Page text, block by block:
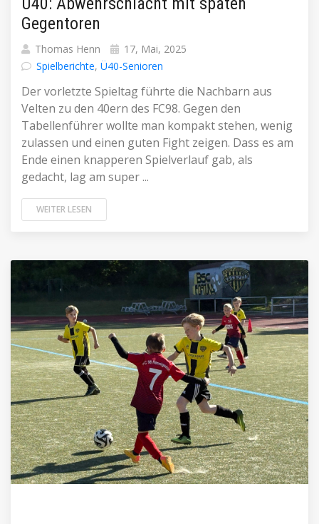
Gegentoren
Thomas Henn
17, Mai, 2025
Spielberichte, Ü40-Senioren
Der vorletzte Spieltag führte die Nachbarn aus
Velten zu den 40ern des FC98. Gegen den
Tabellenführer wollte man kompakt stehen, wenig
zulassen und einen guten Fight zeigen. Dass es am
Ende einen knapperen Spielverlauf gab, als
gedacht, lag am super ...
WEITER LESEN